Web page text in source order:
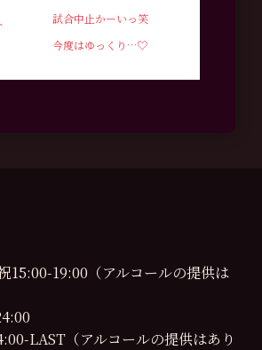
試合中止かーいっ笑
今度はゆっくり…♡
15:00-19:00（アルコールの提供は
LAST（アルコールの提供はあり